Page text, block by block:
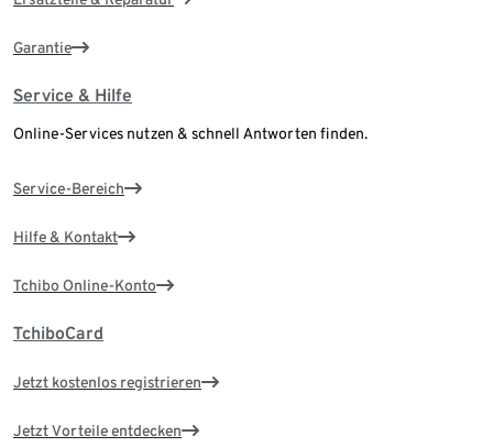
Garantie
Service & Hilfe
Online-Services nutzen & schnell Antworten finden.
Service-Bereich
Hilfe & Kontakt
Tchibo Online-Konto
TchiboCard
Jetzt kostenlos registrieren
Jetzt Vorteile entdecken